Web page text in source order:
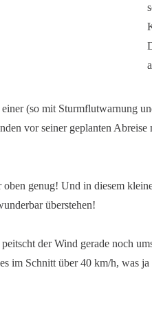
(so mit Sturmflutwarnung
vor seiner geplanten
genug! Und in diesem
überstehen!
der Wind gerade noch
im Schnitt über 40 km/h, was